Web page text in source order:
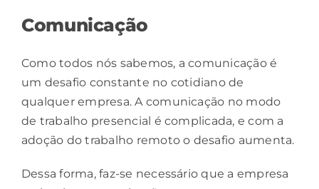
Comunicação
Como todos nós sabemos, a comunicação é
um desafio constante no cotidiano de
qualquer empresa. A comunicação no modo
de trabalho presencial é complicada, e com a
adoção do trabalho remoto o desafio aumenta.
Dessa forma, faz-se necessário que a empresa